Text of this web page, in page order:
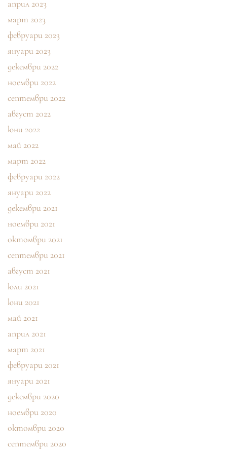
април 2023
март 2023
февруари 2023
януари 2023
декември 2022
ноември 2022
септември 2022
август 2022
юни 2022
май 2022
март 2022
февруари 2022
януари 2022
декември 2021
ноември 2021
октомври 2021
септември 2021
август 2021
юли 2021
юни 2021
май 2021
април 2021
март 2021
февруари 2021
януари 2021
декември 2020
ноември 2020
октомври 2020
септември 2020